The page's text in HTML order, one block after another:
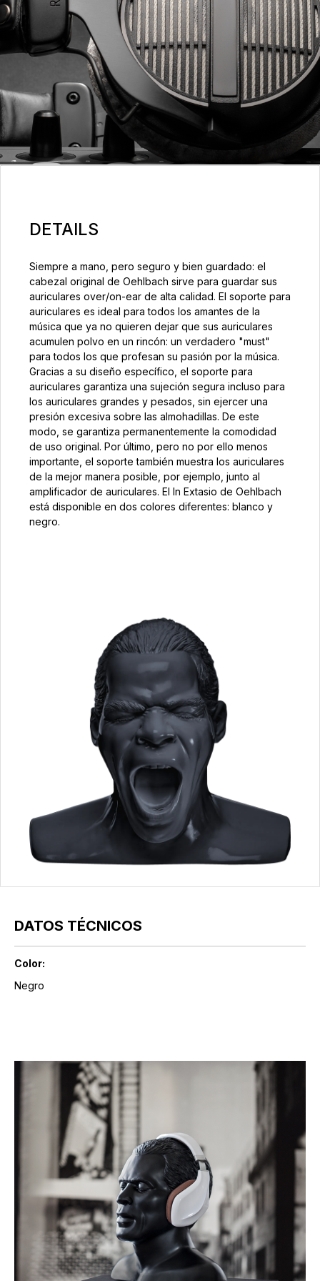
DETAILS
Siempre a mano, pero seguro y bien guardado: el
cabezal original de Oehlbach sirve para guardar sus
auriculares over/on-ear de alta calidad. El soporte para
auriculares es ideal para todos los amantes de la
música que ya no quieren dejar que sus auriculares
acumulen polvo en un rincón: un verdadero "must"
para todos los que profesan su pasión por la música.
Gracias a su diseño específico, el soporte para
auriculares garantiza una sujeción segura incluso para
los auriculares grandes y pesados, sin ejercer una
presión excesiva sobre las almohadillas. De este
modo, se garantiza permanentemente la comodidad
de uso original. Por último, pero no por ello menos
importante, el soporte también muestra los auriculares
de la mejor manera posible, por ejemplo, junto al
amplificador de auriculares. El In Extasio de Oehlbach
está disponible en dos colores diferentes: blanco y
negro.
DATOS TÉCNICOS
Color:
Negro